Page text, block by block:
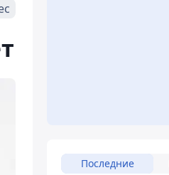
Последние